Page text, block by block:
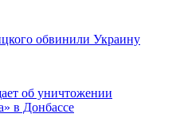
обвинили Украину
об уничтожении
в Донбассе